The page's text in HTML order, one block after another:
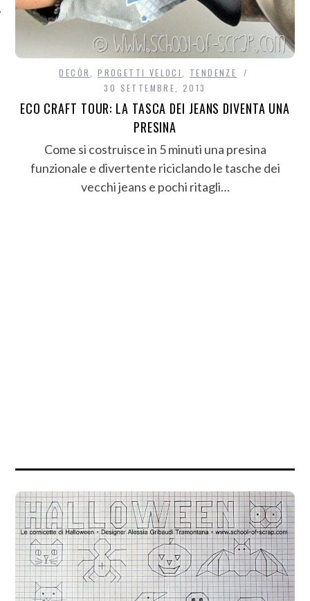
DECÒR ,PROGETTI VELOCI
TENDENZE
30 SETTEMBRE, 2013
ECO CRAFT TOUR: LA TASCA DEI JEANS DIVENTA UNA
PRESINA
Come si costruisce in 5 minuti una presina
funzionale e divertente riciclando le tasche dei
vecchi jeans e pochi ritagli…